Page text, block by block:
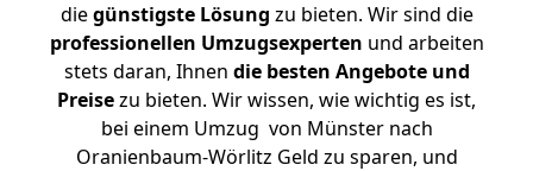
diegünstigste Lösung zu bieten. Wir sind die
professionellen Umzugsexperten und arbeiten
stets daran, Ihnen die besten Angebote und
Preisezu bieten. Wir wissen, wie wichtig es ist,
bei einem Umzug von Münster nach
Oranienbaum-Wörlitz Geld zu sparen, und